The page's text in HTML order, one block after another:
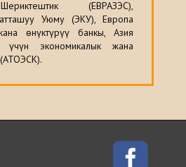
(ЕВРАЗЭС),
Уюму (ЭКУ), Европа
өнүктүрүү банкы, Азия
экономикалык жана